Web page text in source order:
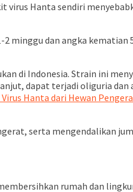
Hanta sendiri
minggu dan angka
di Indonesia. Strain ini
dapat terjadi oliguria
Hanta dari Hewan
serta mengendalikan
rumah dan